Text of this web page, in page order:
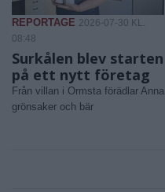
REPORTAGE 2026-07-30 KL.
08:48
Surkålen blev starten
på ett nytt företag
Från villan i Ormsta förädlar Anna
grönsaker och bär